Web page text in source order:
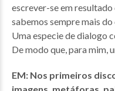
escrever-se em
sabemos sempre mais
Uma especie de dialogo
De modo que, para mim,
EM: Nos primeiros